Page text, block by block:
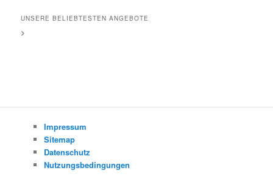
UNSERE BELIEBTESTEN ANGEBOTE
>
Impressum
Sitemap
Datenschutz
Nutzungsbedingungen